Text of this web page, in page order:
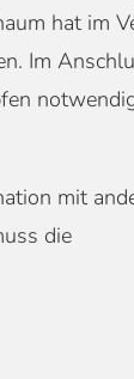
hat im
Im
mit
die